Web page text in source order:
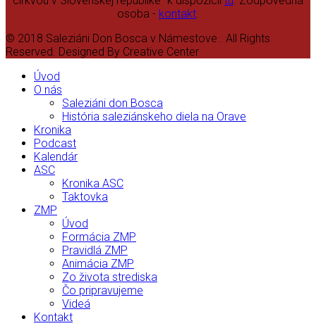
osoba - kontakt.
© 2018 Saleziáni Don Bosca v Námestove.. All Rights
Reserved. Designed By Creative Center
Úvod
O nás
Saleziáni don Bosca
História saleziánskeho diela na Orave
Kronika
Podcast
Kalendár
ASC
Kronika ASC
Taktovka
ZMP
Úvod
Formácia ZMP
Pravidlá ZMP
Animácia ZMP
Zo života strediska
Čo pripravujeme
Videá
Kontakt